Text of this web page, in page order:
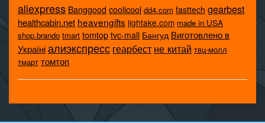
aliexpress Banggood coolicool dd4.com fasttech gearbest
healthcabin.net heavengifts lightake.com made in USA
shop.brando tmart tomtop tvc-mall Бангуд Виготовлено в
Україніалиэкспресс геарбест не китай твц-молл
тмарт томтоп